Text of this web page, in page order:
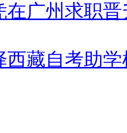
在广州求职
西藏自考助